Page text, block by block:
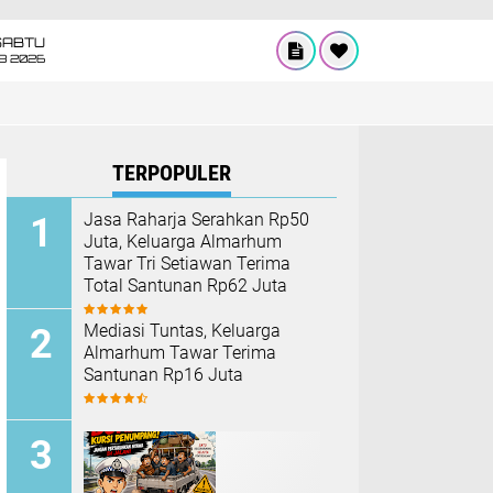
2026
TERPOPULER
Jasa Raharja Serahkan Rp50
Juta, Keluarga Almarhum
Tawar Tri Setiawan Terima
Total Santunan Rp62 Juta
Mediasi Tuntas, Keluarga
Almarhum Tawar Terima
Santunan Rp16 Juta